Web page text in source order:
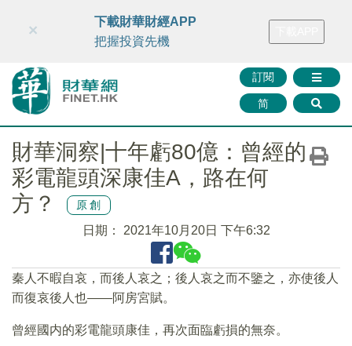
財華智庫網 FINTV FINMETA 財華證券 媒體矩陣
訂閱
简
×
下載財華財經APP
把握投資先機
財華洞察|十年虧80億：曾經的
彩電龍頭深康佳A，路在何
方？
原創
日期： 2021年10月20日 下午6:32
秦人不暇自哀，而後人哀之；後人哀之而不鑒之，亦使後人
而復哀後人也——阿房宮賦。
曾經國内的彩電龍頭康佳，再次面臨虧損的無奈。